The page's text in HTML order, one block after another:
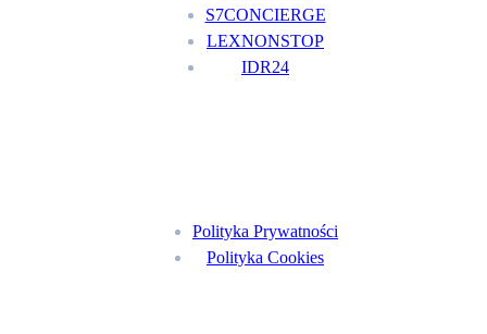
S7CONCIERGE
LEXNONSTOP
IDR24
Polityka Prywatności
Polityka Cookies